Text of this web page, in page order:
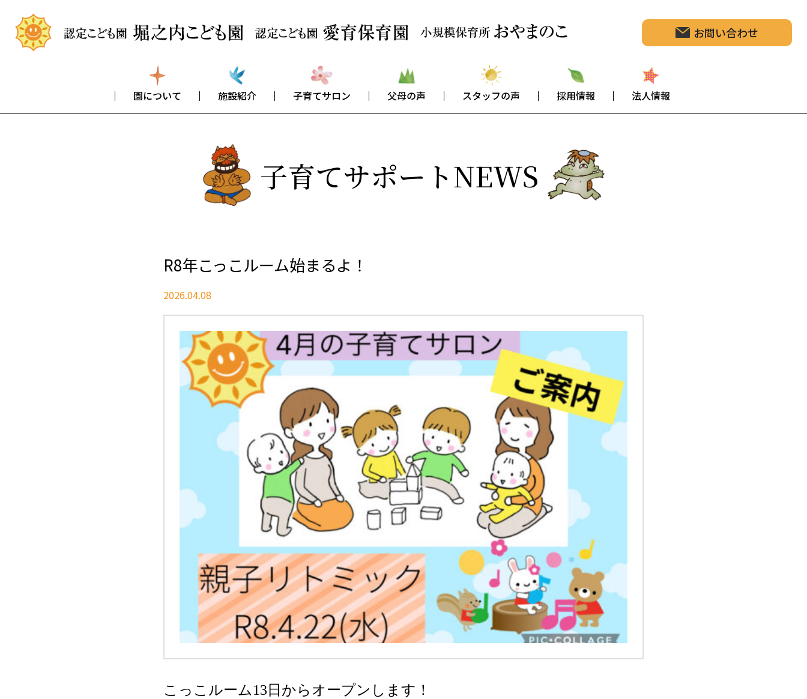
お問い合わせ
園について 施設紹介 子育てサロン 父母の声 スタッフの声 採用情報 法人情報
子育てサポートNEWS
R8年こっこルーム始まるよ！
2026.04.08
こっこルーム13日からオープンします！